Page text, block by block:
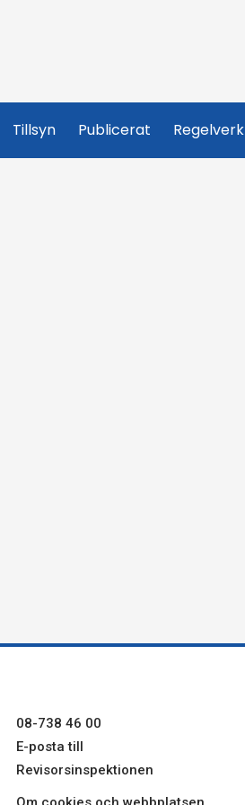
Tillsyn Publicerat Regelverk
08-738 46 00
E-posta till
Revisorsinspektionen